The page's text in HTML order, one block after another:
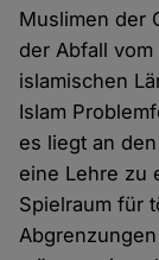
Muslimen der
der Abfall
islamischen
Islam
es liegt an
eine Lehre zu
Spielraum für